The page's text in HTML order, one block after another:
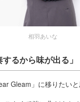
相羽あいな
るから味が出る」
Gleam」に移りたいと